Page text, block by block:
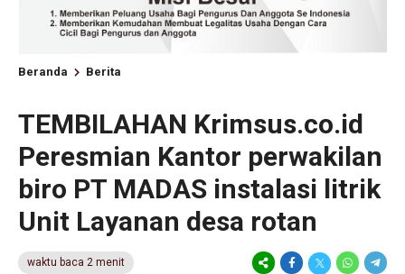
Beranda Berita
TEMBILAHAN Krimsus.co.id
Peresmian Kantor perwakilan
biro PT MADAS instalasi litrik
Unit Layanan desa rotan
waktu baca 2 menit